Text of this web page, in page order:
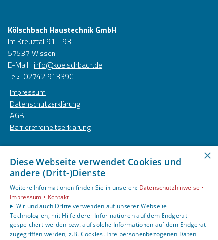
Kölschbach Haustechnik GmbH
Im Kreuztal 91 - 93
57537 Wissen
E-Mail: info@koelschbach.de
Tel.: 02742 913390
Impressum
Datenschutzerklärung
AGB
Barrierefreiheitserklärung
Privatkunden
Gewerbekunden
Karriere
Unternehmen
Kontakt
×
Diese Webseite verwendet Cookies und
andere (Dritt-)Dienste
Weitere Informationen finden Sie in unseren: Datenschutzhinweise •
Impressum • Kontakt
Wir und auch Dritte verwenden auf unserer Webseite
Technologien, mit Hilfe derer Informationen auf dem Endgerät
gespeichert werden bzw. auf solche Informationen auf dem Endgerät
zugegriffen werden, z.B. Cookies. Ihre personenbezogenen Daten